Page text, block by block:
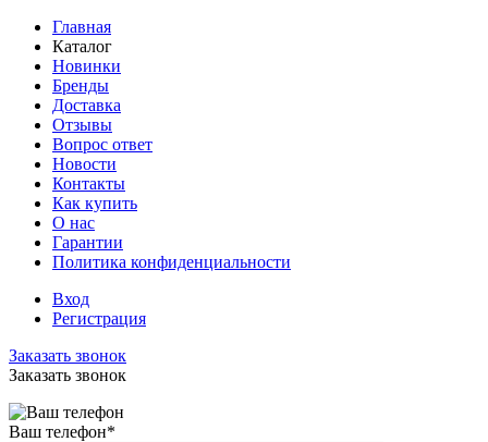
Главная
Каталог
Новинки
Бренды
Доставка
Отзывы
Вопрос ответ
Новости
Контакты
Как купить
О нас
Гарантии
Политика конфиденциальности
Вход
Регистрация
Заказать звонок
Заказать звонок
Ваш телефон*